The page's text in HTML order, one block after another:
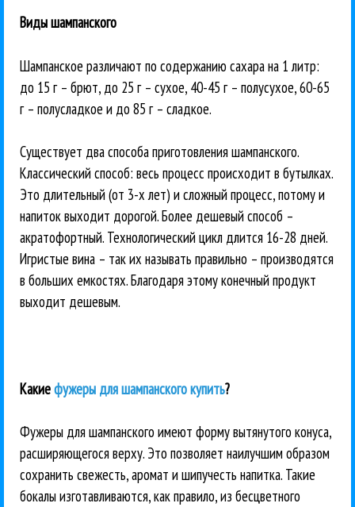
Виды шампанского
Шампанское различают по содержанию сахара на 1 литр:
до 15 г – брют, до 25 г – сухое, 40-45 г – полусухое, 60-65
г – полусладкое и до 85 г – сладкое.
Существует два способа приготовления шампанского.
Классический способ: весь процесс происходит в бутылках.
Это длительный (от 3-х лет) и сложный процесс, потому и
напиток выходит дорогой. Более дешевый способ –
акратофортный. Технологический цикл длится 16-28 дней.
Игристые вина – так их называть правильно – производятся
в больших емкостях. Благодаря этому конечный продукт
выходит дешевым.
Какиефужеры для шампанского купить?
Фужеры для шампанского имеют форму вытянутого конуса,
расширяющегося верху. Это позволяет наилучшим образом
сохранить свежесть, аромат и шипучесть напитка. Такие
бокалы изготавливаются, как правило, из бесцветного